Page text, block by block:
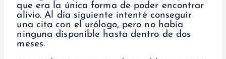
que era la única forma de poder encontrar
alivio. Al día siguiente intenté conseguir
una cita con el urólogo, pero no había
ninguna disponible hasta dentro de dos
meses.